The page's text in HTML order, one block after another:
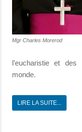
Mgr Charles Morerod
l’eucharistie et
monde.
LIRE LA SUITE...